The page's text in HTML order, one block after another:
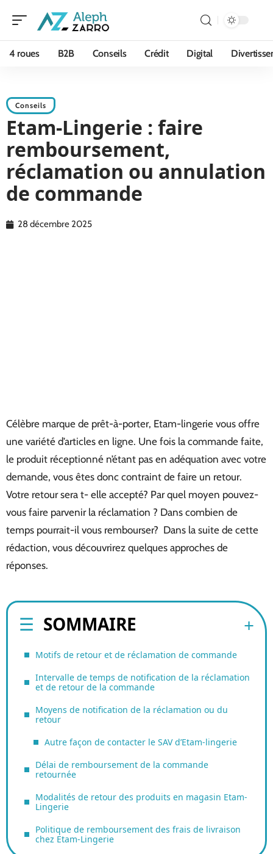
4 roues B2B Conseils Crédit Digital
Conseils
Etam-Lingerie : faire
remboursement,
réclamation ou annulation
de commande
28 décembre 2025
Célèbre marque de prêt-à-porter, Etam-lingerie vous offre
une variété d’articles en ligne. Une fois la commande faite,
le produit réceptionné n’étant pas en adéquation avec votre
demande, vous êtes donc contraint de faire un retour.
Votre retour sera t- elle accepté? Par quel moyen pouvez-
vous faire parvenir la réclamation ? Dans combien de
temps pourrait-il vous rembourser? Dans la suite de cette
rédaction, vous découvrirez quelques approches de
réponses.
SOMMAIRE
Motifs de retour et de réclamation de commande
Intervalle de temps de notification de la réclamation
et de retour de la commande
Moyens de notification de la réclamation ou du
retour
Autre façon de contacter le SAV d’Etam-lingerie
Délai de remboursement de la commande
retournée
Modalités de retour des produits en magasin Etam-
Lingerie
Politique de remboursement des frais de livraison
chez Etam-Lingerie